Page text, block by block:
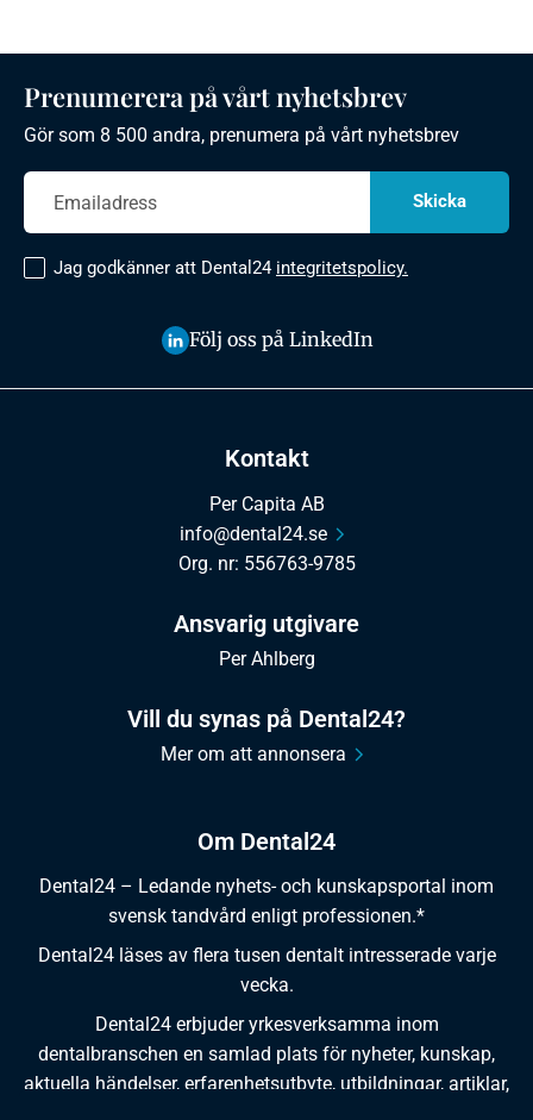
Om Dental24
Dental24 – Ledande nyhets- och kunskapsportal inom
svensk tandvård enligt professionen.*
Dental24 läses av flera tusen dentalt intresserade varje
vecka.
Dental24 erbjuder yrkesverksamma inom
dentalbranschen en samlad plats för nyheter, kunskap,
aktuella händelser, erfarenhetsutbyte, utbildningar, artiklar,
Kontakt
Per Capita AB
info@dental24.se
Org. nr: 556763-9785
Ansvarig utgivare
Per Ahlberg
Vill du synas på Dental24?
Mer om att annonsera
Prenumerera på vårt nyhetsbrev
Gör som 8 500 andra, prenumera på vårt nyhetsbrev
Jag godkänner att Dental24 integritetspolicy.
Följ oss på LinkedIn